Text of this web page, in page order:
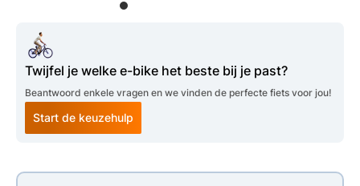
Twijfel je welke e-bike het beste bij je past?
Beantwoord enkele vragen en we vinden de perfecte fiets voor jou!
Start de keuzehulp